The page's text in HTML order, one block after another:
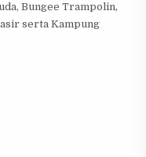
Bungee Trampolin,
serta Kampung